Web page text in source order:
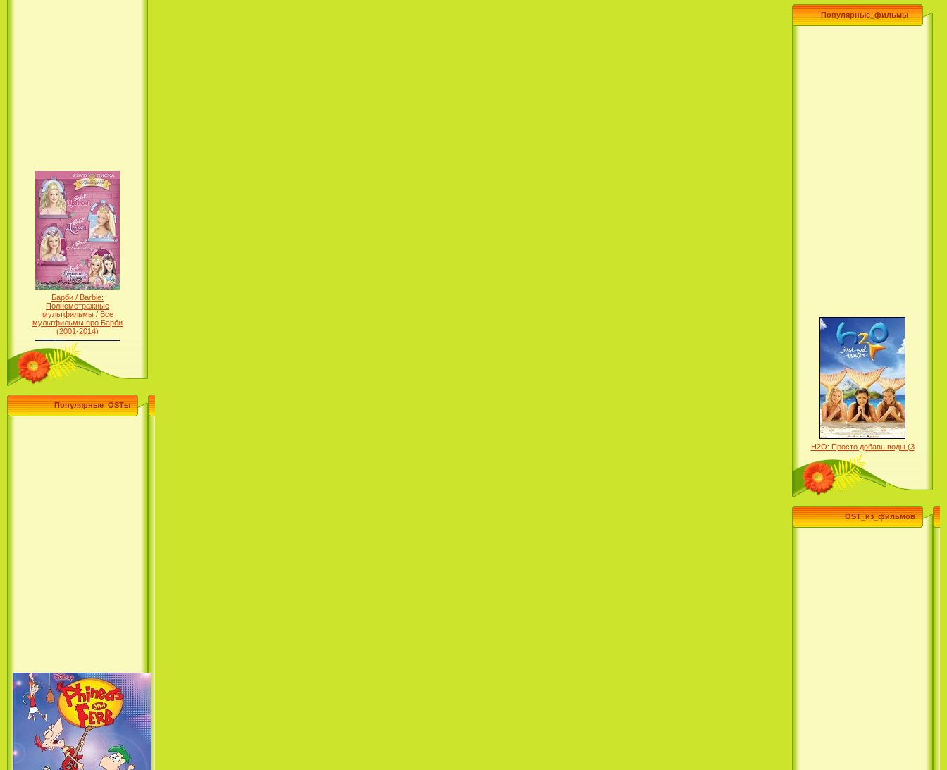
Барби / Barbie:
Полнометражные
мультфильмы / Все
мультфильмы про Барби
(2001-2014)
Фархат: Принц Персии /
Farhat: The Prince of the
Desert (сериал) (2004)
Популярные_OSTы
Семейка Крудс / The Croods
(2013)
Эпик / Epic (2013)
Популярные_фильмы
H2O: Просто добавь воды (3
Сезон) / H2O: Just Add Water
(3 Season) (сериал)
OST_из_фильмов